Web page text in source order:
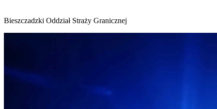
Bieszczadzki Oddział Straży Granicznej